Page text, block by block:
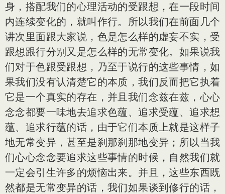
身，搭配我们的心理活动的受跟想，在一段时间
内连续变化的，就叫作行。所以我们在前面几个
讲次里面跟大家说，色是怎么样的虚妄不实，受
跟想跟行分别又是怎么样的无常变化。如果说我
们对于色跟受跟想，乃至于说行的这些事情，如
果我们没有认清楚它的本质，我们反而把它执着
它是一个真实的存在，并且我们念兹在兹，心心
念念都要一味地去追求色蕴、追求受蕴、追求想
蕴、追求行蕴的话，由于它们本质上就是这样子
地无常变异，甚至是刹那刹那地变异；所以当我
们心心念念要追求这些事情的时候，自然我们就
一定会引生许多的烦恼出来。并且，这些东西既
然都是无常变异的话，我们如果谈到修行的话，